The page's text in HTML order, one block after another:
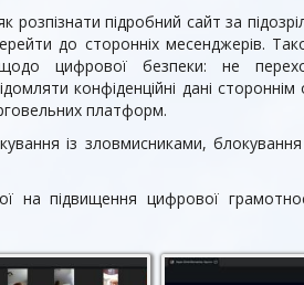
розпізнати підробний сайт за
до сторонніх месенджерів.
цифрової безпеки: не
конфіденційні дані
платформ.
із зловмисниками, блокування
на підвищення цифрової